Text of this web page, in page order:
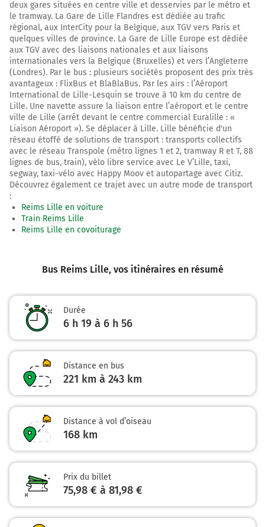
deux gares situées en centre ville et desservies par le métro et
le tramway. La Gare de Lille Flandres est dédiée au trafic
régional, aux InterCity pour la Belgique, aux TGV vers Paris et
quelques villes de province. La Gare de Lille Europe est dédiée
aux TGV avec des liaisons nationales et aux liaisons
internationales vers la Belgique (Bruxelles) et vers l’Angleterre
(Londres). Par le bus : plusieurs sociétés proposent des prix très
avantageux : FlixBus et BlaBlaBus. Par les airs : l’Aéroport
International de Lille-Lesquin se trouve à 10 km du centre de
Lille. Une navette assure la liaison entre l’aéroport et le centre
ville de Lille (arrêt devant le centre commercial Euralille : «
Liaison Aéroport »). Se déplacer à Lille. Lille bénéficie d'un
réseau étoffé de solutions de transport : transports collectifs
avec le réseau Transpole (métro lignes 1 et 2, tramway R et T, 88
lignes de bus, train), vélo libre service avec Le V’Lille, taxi,
segway, taxi-vélo avec Happy Moov et autopartage avec Citiz.
Découvrez également ce trajet avec un autre mode de transport
:
Reims Lille en voiture
Train Reims Lille
Reims Lille en covoiturage
Bus Reims Lille, vos itinéraires en résumé
Durée
6 h 19 à 6 h 56
Distance en bus
221 km à 243 km
Distance à vol d’oiseau
168 km
Prix du billet
75,98 € à 81,98 €